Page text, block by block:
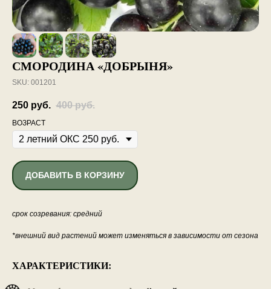
СМОРОДИНА «ДОБРЫНЯ»
SKU: 001201
250 руб. 400 руб.
ВОЗРАСТ
ДОБАВИТЬ В КОРЗИНУ
срок созревания: средний
*внешний вид растений может изменяться в зависимости от сезона
ХАРАКТЕРИСТИКИ: